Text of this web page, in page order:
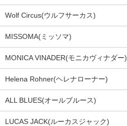
Wolf Circus(ウルフサーカス)
MISSOMA(ミッソマ)
MONICA VINADER(モニカヴィナダー)
Helena Rohner(ヘレナローナー)
ALL BLUES(オールブルース)
LUCAS JACK(ルーカスジャック)